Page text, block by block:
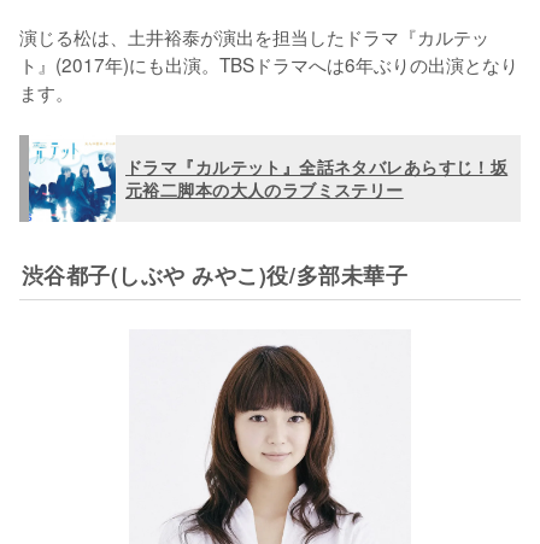
演じる松は、土井裕泰が演出を担当したドラマ『カルテッ
ト』(2017年)にも出演。TBSドラマへは6年ぶりの出演となり
ます。
ドラマ『カルテット』全話ネタバレあらすじ！坂
元裕二脚本の大人のラブミステリー
渋谷都子(しぶや みやこ)役/多部未華子